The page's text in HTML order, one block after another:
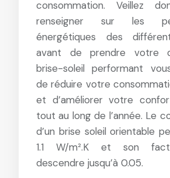
consommation. Veillez
renseigner sur les
énergétiques des
avant de prendre votre
brise-soleil performant
de réduire votre
et d’améliorer votre
tout au long de l’année. Le
d’un brise soleil orientable
1.1 W/m².K et son
descendre jusqu’à 0.05.